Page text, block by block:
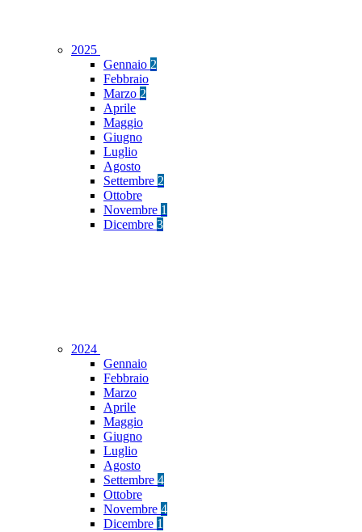
2025
Gennaio 2
Febbraio
Marzo 2
Aprile
Maggio
Giugno
Luglio
Agosto
Settembre 2
Ottobre
Novembre 1
Dicembre 3
2024
Gennaio
Febbraio
Marzo
Aprile
Maggio
Giugno
Luglio
Agosto
Settembre 4
Ottobre
Novembre 4
Dicembre 1